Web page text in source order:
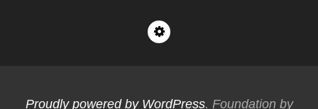
Proudly powered by WordPress. Foundation by